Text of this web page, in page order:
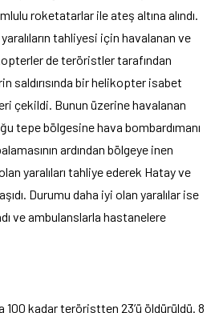
roketatarlar ile ateş altına alındı.
tahliyesi için havalanan ve
de teröristler tarafından
saldırısında bir helikopter isabet
çekildi. Bunun üzerine havalanan
tepe bölgesine hava bombardımanı
ardından bölgeye inen
yaralıları tahliye ederek Hatay ve
Durumu daha iyi olan yaralılar ise
ve ambulanslarla hastanelere
100 kadar teröristten 23’ü öldürüldü. 8